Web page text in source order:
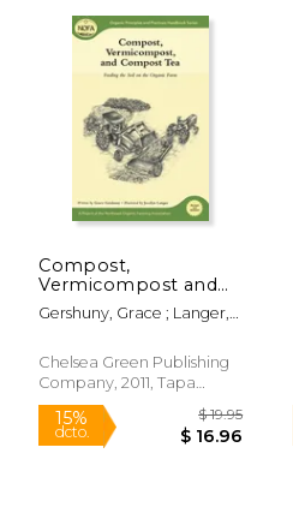
$ 22.71
Compost,
Vermicompost and
Compost Tea:
Feeding the Soil on
Inglés)
Gershuny, Grace ; Langer,
Chelsea Green Publishing
Company, 2011, Tapa
Blanda, Nuevo